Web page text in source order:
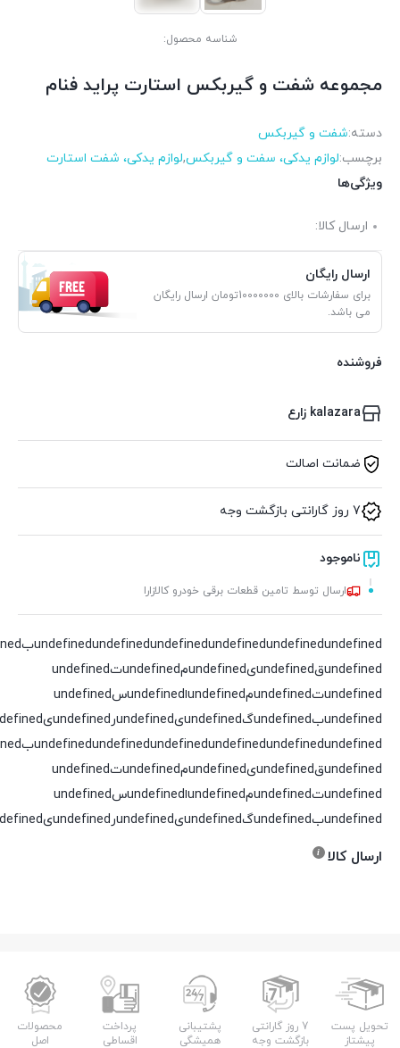
شناسه محصول:
مجموعه شفت و گیربکس استارت پراید فنام
دسته:شفت و گیربکس
برچسب:لوازم یدکی، سفت و گیربکس,لوازم یدکی، شفت استارت
ویژگی‌ها
ارسال کالا:
ارسال رایگان
برای سفارشات بالای 10000000تومان ارسال رایگان
می باشد.
فروشنده
kalazara زارع
ضمانت اصالت
7 روز گارانتی بازگشت وجه
ناموجود
ارسال توسط تامین قطعات برقی خودرو کالازارا
undefinedundefinedundefinedundefinedundefined
undefinedقundefinedیundefinedمundefinedتundefined
undefinedتundefinedمundefinedاundefinedسundefined
undefinedبundefinedگundefinedیundefinedرundefinedیundefinedدundefined
undefinedundefinedundefinedundefinedundefined
undefinedقundefinedیundefinedمundefinedتundefined
undefinedتundefinedمundefinedاundefinedسundefined
undefinedبundefinedگundefinedیundefinedرundefinedیundefinedدundefined
ارسال کالا
تحویل پست
پیشتاز
7 روز گارانتی
بازگشت وجه
پشتیبانی
همیشگی
پرداخت
اقساطی
محصولات
اصل